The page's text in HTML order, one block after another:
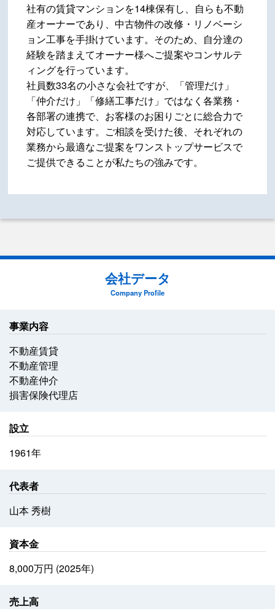
社有の賃貸マンションを14棟保有し、自らも不動
産オーナーであり、中古物件の改修・リノベーシ
ョン工事を手掛けています。そのため、自分達の
経験を踏まえてオーナー様へご提案やコンサルテ
ィングを行っています。
社員数33名の小さな会社ですが、「管理だけ」
「仲介だけ」「修繕工事だけ」ではなく各業務・
各部署の連携で、お客様のお困りごとに総合力で
対応しています。ご相談を受けた後、それぞれの
業務から最適なご提案をワンストップサービスで
ご提供できることが私たちの強みです。
会社データ
Company Profile
事業内容
不動産賃貸
不動産管理
不動産仲介
損害保険代理店
設立
1961年
代表者
山本 秀樹
資本金
8,000万円 (2025年)
売上高